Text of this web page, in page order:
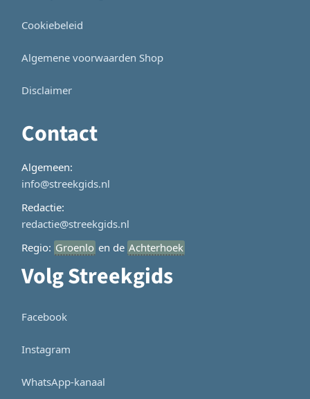
Cookiebeleid
Algemene voorwaarden Shop
Disclaimer
Contact
Algemeen:
info@streekgids.nl
Redactie:
redactie@streekgids.nl
Regio: Groenlo en de Achterhoek
Volg Streekgids
Facebook
Instagram
WhatsApp-kanaal